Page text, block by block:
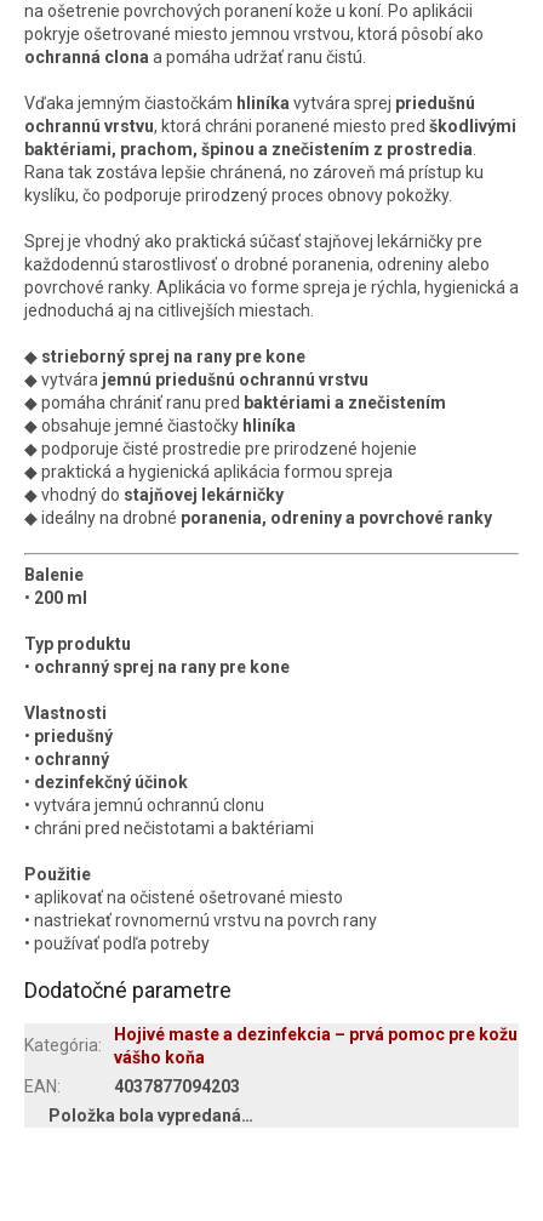
na ošetrenie povrchových poranení kože u koní. Po aplikácii
pokryje ošetrované miesto jemnou vrstvou, ktorá pôsobí ako
ochranná clona a pomáha udržať ranu čistú.
Vďaka jemným čiastočkám hliníka vytvára sprej priedušnú
ochrannú vrstvu, ktorá chráni poranené miesto pred škodlivými
baktériami, prachom, špinou a znečistením z prostredia
Rana tak zostáva lepšie chránená, no zároveň má prístup ku
kyslíku, čo podporuje prirodzený proces obnovy pokožky.
Sprej je vhodný ako praktická súčasť stajňovej lekárničky pre
každodennú starostlivosť o drobné poranenia, odreniny alebo
povrchové ranky. Aplikácia vo forme spreja je rýchla, hygienická a
jednoduchá aj na citlivejších miestach.
◆ strieborný sprej na rany pre kone
◆ vytvára jemnú priedušnú ochrannú vrstvu
◆ pomáha chrániť ranu pred baktériami a znečistením
◆ obsahuje jemné čiastočky hliníka
◆ podporuje čisté prostredie pre prirodzené hojenie
◆ praktická a hygienická aplikácia formou spreja
◆ vhodný do stajňovej lekárničky
◆ ideálny na drobné poranenia, odreniny a povrchové ranky
Balenie
• 200 ml
Typ produktu
• ochranný sprej na rany pre kone
Vlastnosti
• priedušný
• ochranný
• dezinfekčný účinok
• vytvára jemnú ochrannú clonu
• chráni pred nečistotami a baktériami
Použitie
• aplikovať na očistené ošetrované miesto
• nastriekať rovnomernú vrstvu na povrch rany
• používať podľa potreby
Dodatočné parametre
Kategória:
Hojivé maste a dezinfekcia – prvá pomoc pre kožu
vášho koňa
EAN:
4037877094203
Položka bola vypredaná…